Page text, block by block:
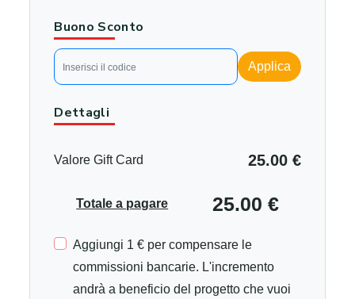
Buono Sconto
Applica
Dettagli
Valore Gift Card 25.00 €
Totale a pagare 25.00 €
Aggiungi 1 € per compensare le
commissioni bancarie. L'incremento
andrà a beneficio del progetto che vuoi